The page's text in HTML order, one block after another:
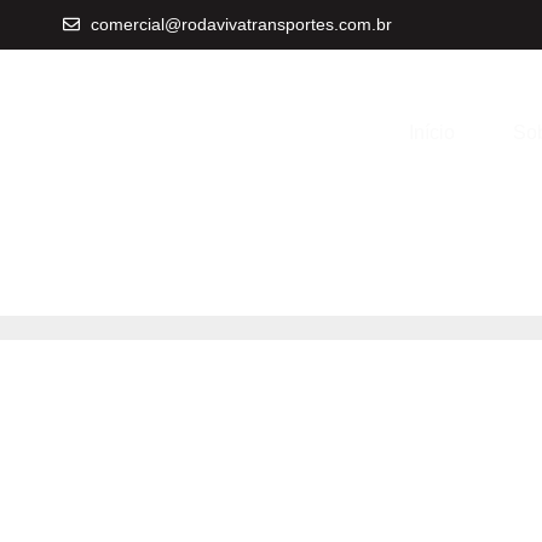
comercial@rodavivatransportes.com.br